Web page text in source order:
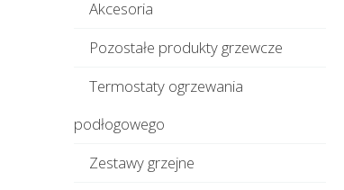
Akcesoria
Pozostałe produkty grzewcze
Termostaty ogrzewania
podłogowego
Zestawy grzejne